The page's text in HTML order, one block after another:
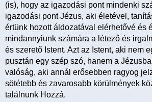
(is), hogy az igazodási pont mindenki
igazodási pont Jézus, aki életével,
értünk hozott áldozatával elérhetővé és
mindannyiunk számára a létező és
és szerető Istent. Azt az Istent, aki nem
pusztán egy szép szó, hanem a
valóság, aki annál erősebben ragyog
sötétebb és zavarosabb körülmények
találnunk Hozzá.